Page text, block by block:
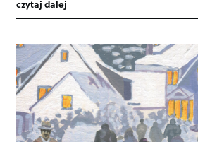
czytaj dalej